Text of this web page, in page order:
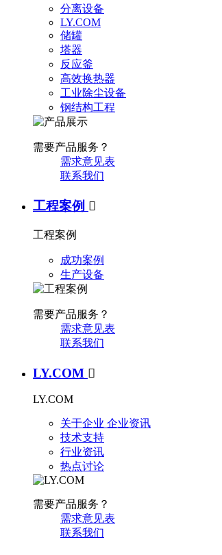
分离设备
LY.COM
储罐
塔器
反应釜
高效换热器
工业除尘设备
钢结构工程
需要产品服务？
需求意见表
联系我们
工程案例 
工程案例
成功案例
生产设备
需要产品服务？
需求意见表
联系我们
LY.COM 
LY.COM
关于企业 企业资讯
技术支持
行业资讯
热点讨论
需要产品服务？
需求意见表
联系我们